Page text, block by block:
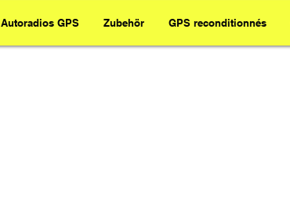
Autoradios GPS Zubehör GPS reconditionnés